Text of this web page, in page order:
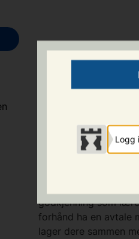
Logg
må bedriften være
lærebedrift eller
Samarbeidsorgan
Samarbeidsorgan
godkjenning som
forhånd ha en avtale
lager dere sammen